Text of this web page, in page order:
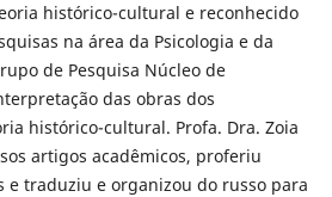
histórico-cultural e reconhecido
na área da Psicologia e da
de Pesquisa Núcleo de
das obras dos
histórico-cultural. Profa. Dra. Zoia
artigos acadêmicos, proferiu
e traduziu e organizou do russo para